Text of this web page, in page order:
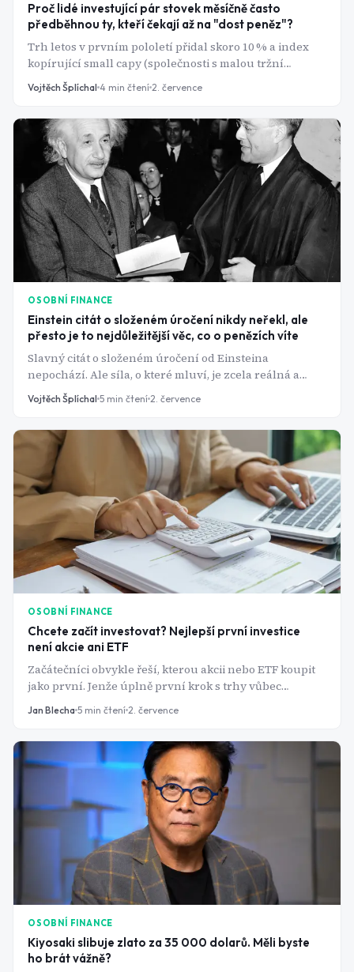
Proč lidé investující pár stovek měsíčně často
předběhnou ty, kteří čekají až na "dost peněz"?
Trh letos v prvním pololetí přidal skoro 10 % a index
kopírující small capy (společnosti s malou tržní
kapitalizací do 2 miliard dolarů) dokonce téměř 20 %.
Kdo čekal na velký balík peněz, aby "začal pořádně",
Vojtěch Šplíchal 4 min čtení 2. července
OSOBNÍ FINANCE
Einstein citát o složeném úročení nikdy neřekl, ale
přesto je to nejdůležitější věc, co o penězích víte
Slavný citát o složeném úročení od Einsteina
nepochází. Ale síla, o které mluví, je zcela reálná a
rozhoduje o tom, jestli budete mít na důchod dost, nebo
ne.
Vojtěch Šplíchal 5 min čtení 2. července
OSOBNÍ FINANCE
Chcete začít investovat? Nejlepší první investice
není akcie ani ETF
Začátečníci obvykle řeší, kterou akcii nebo ETF koupit
jako první. Jenže úplně první krok s trhy vůbec
nesouvisí - a právě jeho přeskočení stojí nováčky nejvíc
Jan Blecha 5 min čtení 2. července
OSOBNÍ FINANCE
Kiyosaki slibuje zlato za 35 000 dolarů. Měli byste
ho brát vážně?